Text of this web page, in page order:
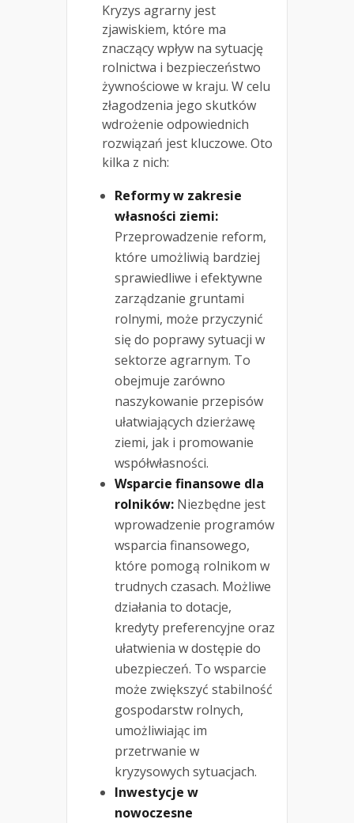
Kryzys agrarny jest
zjawiskiem, które ma
znaczący wpływ na sytuację
rolnictwa i bezpieczeństwo
żywnościowe w kraju. W celu
złagodzenia jego skutków
wdrożenie odpowiednich
rozwiązań jest kluczowe. Oto
kilka z nich:
Reformy w zakresie
własności ziemi:
Przeprowadzenie reform,
które umożliwią bardziej
sprawiedliwe i efektywne
zarządzanie gruntami
rolnymi, może przyczynić
się do poprawy sytuacji w
sektorze agrarnym. To
obejmuje zarówno
naszykowanie przepisów
ułatwiających dzierżawę
ziemi, jak i promowanie
współwłasności.
Wsparcie finansowe dla
rolników: Niezbędne jest
wprowadzenie programów
wsparcia finansowego,
które pomogą rolnikom w
trudnych czasach. Możliwe
działania to dotacje,
kredyty preferencyjne oraz
ułatwienia w dostępie do
ubezpieczeń. To wsparcie
może zwiększyć stabilność
gospodarstw rolnych,
umożliwiając im
przetrwanie w
kryzysowych sytuacjach.
Inwestycje w
nowoczesne